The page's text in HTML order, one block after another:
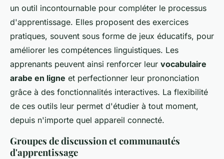
un outil incontournable pour compléter le processus
d'apprentissage. Elles proposent des exercices
pratiques, souvent sous forme de jeux éducatifs, pour
améliorer les compétences linguistiques. Les
apprenants peuvent ainsi renforcer leur vocabulaire
arabe en ligne et perfectionner leur prononciation
grâce à des fonctionnalités interactives. La flexibilité
de ces outils leur permet d'étudier à tout moment,
depuis n'importe quel appareil connecté.
Groupes de discussion et communautés
d'apprentissage